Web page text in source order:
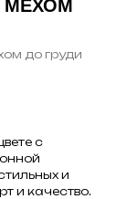
МЕХОМ
до груди
с
и
и качество.